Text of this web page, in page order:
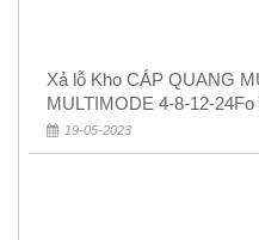
Xả lỗ Kho CÁP QUANG
MULTIMODE 4-8-12-
Rẻ 5k
19-05-2023